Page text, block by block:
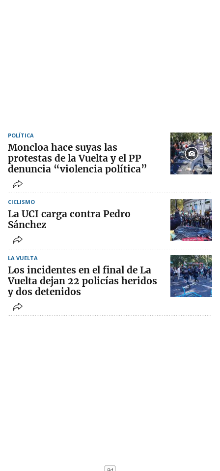
POLÍTICA
Moncloa hace suyas las
protestas de la Vuelta y el PP
denuncia “violencia política”
CICLISMO
La UCI carga contra Pedro
Sánchez
LA VUELTA
Los incidentes en el final de La
Vuelta dejan 22 policías heridos
y dos detenidos